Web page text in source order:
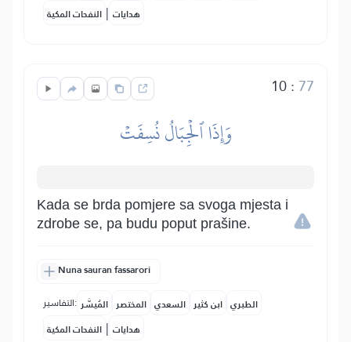
النفحات المكية | هدايات
10: 77
وَإِذَا ٱلۡجِبَالُ نُسِفَتۡ
Kada se brda pomjere sa svoga mjesta i
zdrobe se, pa budu poput prašine.
Nuna sauran fassarori
التفاسير: المُيسَّر المختصر السعدي ابن كثير الطبري
النفحات المكية | هدايات